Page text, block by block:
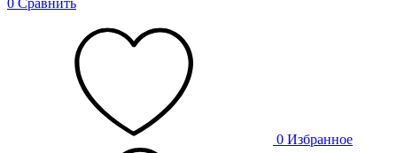
0 Сравнить
0 Избранное